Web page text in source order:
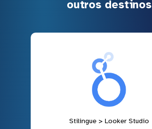
outros destinos
Stilingue > Looker Studio